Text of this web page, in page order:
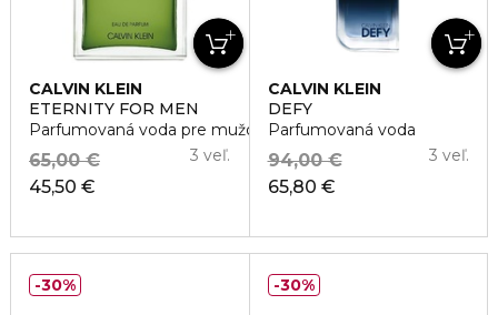
CALVIN KLEIN
ETERNITY FOR MEN
Parfumovaná voda pre mužov
45,50 €
65,00 € 3 veľ.
CALVIN KLEIN
DEFY
Parfumovaná voda
65,80 €
94,00 € 3 veľ.
30% 30%